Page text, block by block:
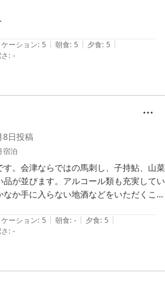
かせていただきました。
ったので、売っているお店を伺い、翌日
ときは宿泊したいと思います。
ケーション: 5 | 朝食: 5 | 夕食: 5 |
: -
8日投稿
宿泊
。会津ならではの馬刺し、子持鮎、山菜
が並びます。アルコール類も充実してい
か手に入らない地酒などをいただくこと
安いのでつい飲みすぎてしまいました。
っても聞いてくれる優しい方です。なか
り知られたくないのですが、つい投稿し
ろしくお願いします。
ケーション: 5 | 朝食: - | 夕食: 5 |
: -